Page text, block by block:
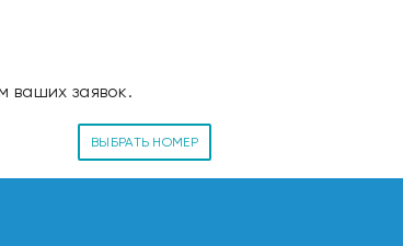
ваших заявок.
ВЫБРАТЬ НОМЕР